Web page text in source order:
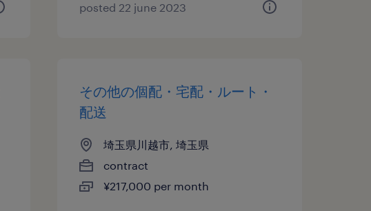
posted 22 june 2023
その他の個配・宅配・ルート・
配送
埼玉県川越市, 埼玉県
contract
¥217,000 per month